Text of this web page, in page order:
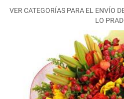
VER CATEGORÍAS PARA EL ENVÍO
LO